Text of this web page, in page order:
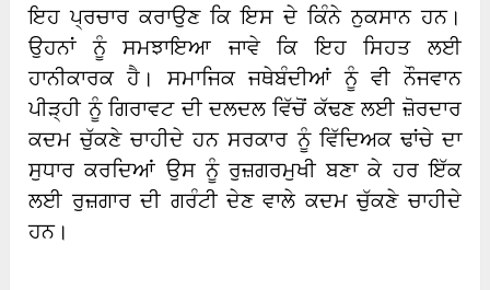
ਇਹ ਪ੍ਰਚਾਰ ਕਰਾਉਣ ਕਿ ਇਸ ਦੇ ਕਿੰਨੇ ਨੁਕਸਾਨ ਹਨ।
ਉਹਨਾਂ ਨੂੰ ਸਮਝਾਇਆ ਜਾਵੇ ਕਿ ਇਹ ਸਿਹਤ ਲਈ
ਹਾਨੀਕਾਰਕ ਹੈ। ਸਮਾਜਿਕ ਜਥੇਬੰਦੀਆਂ ਨੂੰ ਵੀ ਨੌਜਵਾਨ
ਪੀੜ੍ਹੀ ਨੂੰ ਗਿਰਾਵਟ ਦੀ ਦਲਦਲ ਵਿੱਚੋਂ ਕੱਢਣ ਲਈ ਜ਼ੋਰਦਾਰ
ਕਦਮ ਚੁੱਕਣੇ ਚਾਹੀਦੇ ਹਨ ਸਰਕਾਰ ਨੂੰ ਵਿੱਦਿਅਕ ਢਾਂਚੇ ਦਾ
ਸੁਧਾਰ ਕਰਦਿਆਂ ਉਸ ਨੂੰ ਰੁਜ਼ਗਰਮੁਖੀ ਬਣਾ ਕੇ ਹਰ ਇੱਕ
ਲਈ ਰੁਜ਼ਗਾਰ ਦੀ ਗਰੰਟੀ ਦੇਣ ਵਾਲੇ ਕਦਮ ਚੁੱਕਣੇ ਚਾਹੀਦੇ
ਹਨ।